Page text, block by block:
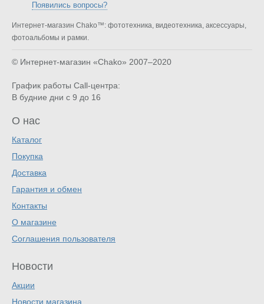
Появились вопросы?
Интернет-магазин Chako™: фототехника, видеотехника, аксессуары,
фотоальбомы и рамки.
© Интернет-магазин «Chako» 2007–2020
График работы Call-центра:
В будние дни с 9 до 16
О нас
Каталог
Покупка
Доставка
Гарантия и обмен
Контакты
О магазине
Соглашения пользователя
Новости
Акции
Новости магазина